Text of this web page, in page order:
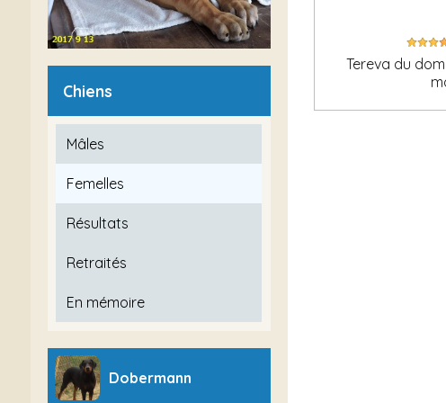
Chiens
Mâles
Femelles
Résultats
Retraités
En mémoire
Dobermann
Tereva du